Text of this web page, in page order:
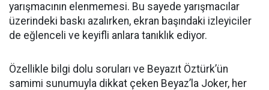
yarışmacının elenmemesi. Bu sayede yarışmacılar
üzerindeki baskı azalırken, ekran başındaki izleyiciler
de eğlenceli ve keyifli anlara tanıklık ediyor.
Özellikle bilgi dolu soruları ve Beyazıt Öztürk’ün
samimi sunumuyla dikkat çeken Beyaz’la Joker, her